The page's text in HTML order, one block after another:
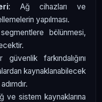
: Ağ cihazları ve
yapılması.
bölünmesi,
güvenlik farkındalığını
kaynaklanabilecek
ve sistem kaynaklarına